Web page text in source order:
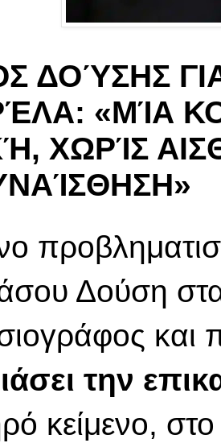
ΔΟΎΣΗΣ
«ΜΊΑ
ΧΩΡΊΣ
Δούση
και
την
κείμενο,